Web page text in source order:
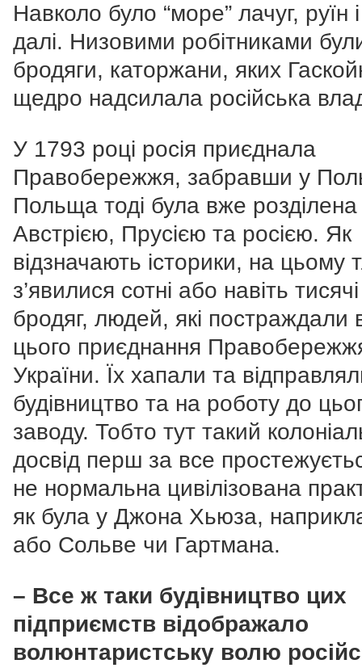
Навколо було “море” лачуг, руїн
далі. Низовими робітниками
бродяги, каторжани, яких
щедро надсилала російська
У 1793 році росія приєднала
Правобережжя, забравши у
Польща тоді була вже розділена
Австрією, Прусією та росією. Як
відзначають історики, на цьому
з’явилися сотні або навіть
бродяг, людей, які постраждали
цього приєднання
України. Їх хапали та
будівництво та на роботу до
заводу. Тобто тут такий
досвід перш за все
не нормальна цивілізована
як була у Джона Хьюза,
або Сольве чи Гартмана.
– Все ж таки будівництво цих
підприємств відображало
волюнтаристську волю